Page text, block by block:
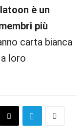
è un
più
carta bianca
loro